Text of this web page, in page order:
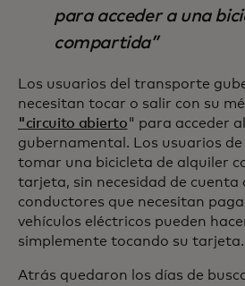
para acceder a una
compartida
Los usuarios del transporte
necesitan tocar o salir con su
"circuito abierto" para acceder
gubernamental. Los usuarios
tomar una bicicleta de alquiler
tarjeta, sin necesidad de cuenta
conductores que necesitan
vehículos eléctricos pueden
simplemente tocando su tarjeta.
Atrás quedaron los días de